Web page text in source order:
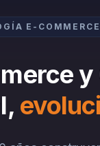
E-
y